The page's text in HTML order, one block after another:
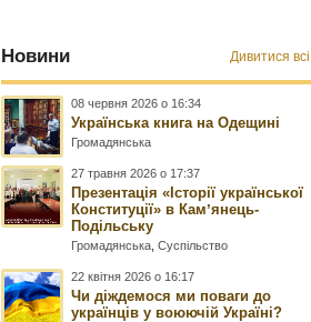
Новини Дивитися всі
08 червня 2026 о 16:34
Українська книга на Одещині
Громадянська
27 травня 2026 о 17:37
Презентація «Історії української
Конституції» в Камʼянець-
Подільську
Громадянська ,Суспільство
22 квітня 2026 о 16:17
Чи діждемося ми поваги до
українців у воюючій Україні?